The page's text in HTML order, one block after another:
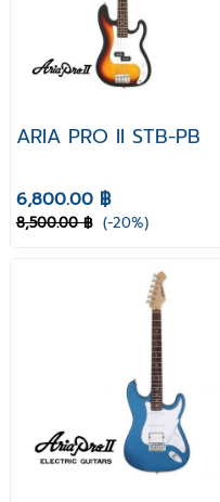
ARIA PRO II STB-PB
6,800.00 ฿
8,500.00 ฿ (-20%)